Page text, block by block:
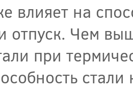
влияет на
отпуск. Чем
при